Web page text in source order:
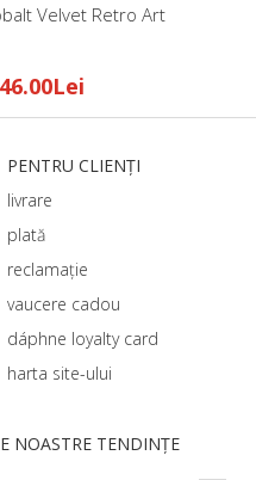
Art Stretch Velvet Top
NOASTRE TENDINȚE
PENTRU CLIENȚI
livrare
plată
reclamație
vaucere cadou
dáphnе loyalty card
harta site-ului